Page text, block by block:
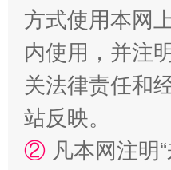
方式使用本网
内使用，并注
关法律责任和
站反映。
② 凡本网注明